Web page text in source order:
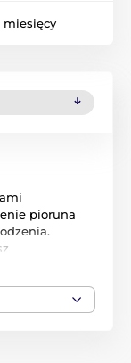
miesięcy
pioruna